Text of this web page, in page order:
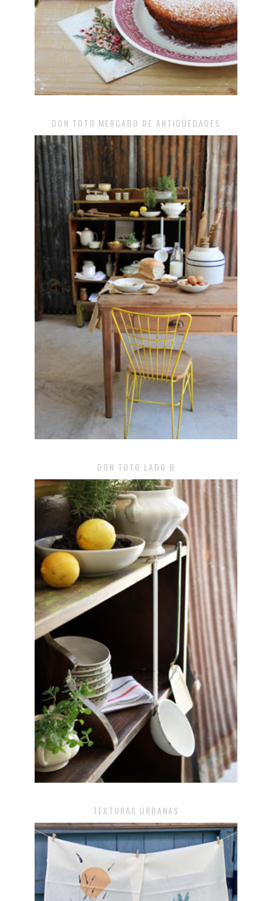
DON TOTO MERCADO DE ANTIGÜEDADES
DON TOTO LADO B
TEXTURAS URBANAS